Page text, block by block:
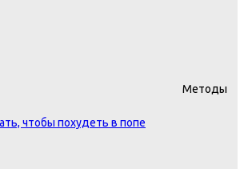
Методы
чтобы похудеть в попе